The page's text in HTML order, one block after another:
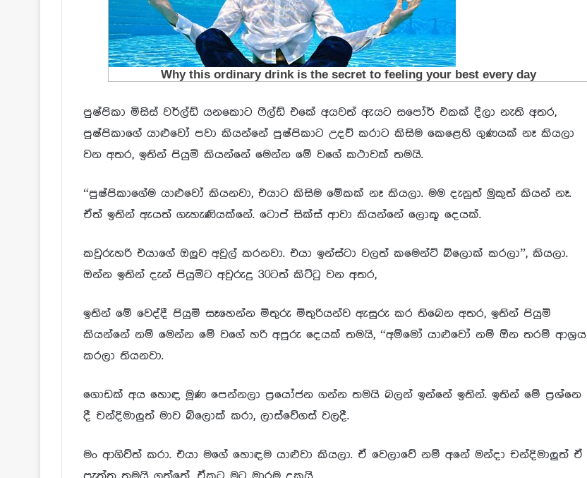
පුෂ්පිකා මිසිස් වර්ල්ඩ් යනකොට ෆීල්ඩ් එකේ අයවත් ඇයට සපෝර් එකක් දීලා නැති අතර,
පුෂ්පිකාගේ යාළුවෝ පවා කියන්නේ පුෂ්පිකාට උදව් කරාට කිසිම කෙළෙහි ගුණයක් නෑ කියලා
වන අතර, ඉතින් පියුමි කියන්නේ මෙන්න මේ වගේ කථාවක් තමයි.
“පුෂ්පිකාගේම යාළුවෝ කියනවා, එයාට කිසිම මේකක් නෑ කියලා. මම දැනුත් මුකුත් කියන් නෑ.
ඒත් ඉතින් ඇයත් ගැහැණියක්නේ. ටොප් සික්ස් ආවා කියන්නේ ලොකූ දෙයක්.
කවුරුහරි එයාගේ ඔලුව අවුල් කරනවා. එයා ඉන්ස්ටා වලත් කමෙන්ට් බ්ලොක් කරලා”, කියලා.
ඔන්න ඉතින් දැන් පියුමිට අවුරුදු 30ටත් කිට්ටු වන අතර,
ඉතින් මේ වෙද්දී පියුමි සෑහෙන්න මිතුරු මිතුරියන්ව ඇසුරු කර තිබෙන අතර, ඉතින් පියුමි
කියන්නේ නම් මෙන්න මේ වගේ හරි අපූරු දෙයක් තමයි, “අම්මෝ යාළුවෝ නම් ඕන තරම් ආශ්‍රය
කරලා තියනවා.
ගොඩක් අය හොඳ මූණ පෙන්නලා ප්‍රයෝජන ගන්න තමයි බලන් ඉන්නේ ඉතින්. ඉතින් මේ ප්‍රශ්නෙ
දී චන්දිමාලුත් මාව බ්ලොක් කරා, ලාස්වේගස් වලදී.
මං ආගිව්ත් කරා. එයා මගේ හොඳම යාළුවා කියලා. ඒ වෙලාවේ නම් අනේ මන්දා චන්දිමාලුත් ඒ